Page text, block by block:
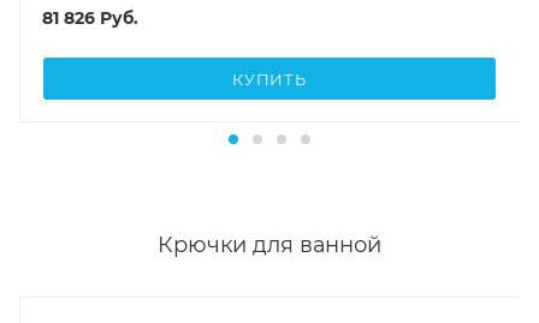
81 826 Руб.
КУПИТЬ
Крючки для ванной